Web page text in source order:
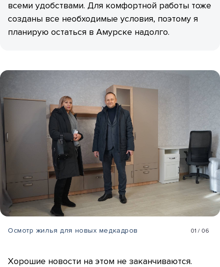
всеми удобствами. Для комфортной работы тоже
созданы все необходимые условия, поэтому я
планирую остаться в Амурске надолго.
Осмотр жилья для новых медкадров 01 / 06
Хорошие новости на этом не заканчиваются.